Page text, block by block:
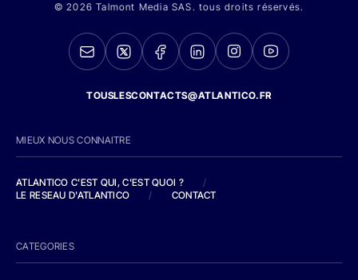
© 2026 Talmont Media SAS. tous droits réservés.
TOUSLESCONTACTS@ATLANTICO.FR
MIEUX NOUS CONNAITRE
ATLANTICO C'EST QUI, C'EST QUOI ?
/
LE RESEAU D'ATLANTICO
/ CONTACT
CATEGORIES